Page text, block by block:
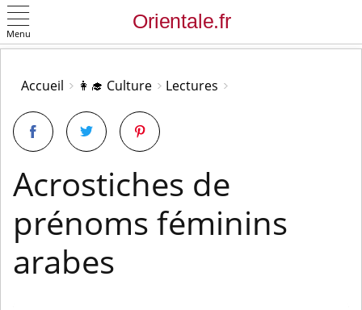
Menu
Accueil 👩‍🎓 Culture Lectures
Acrostiches de
prénoms féminins
arabes